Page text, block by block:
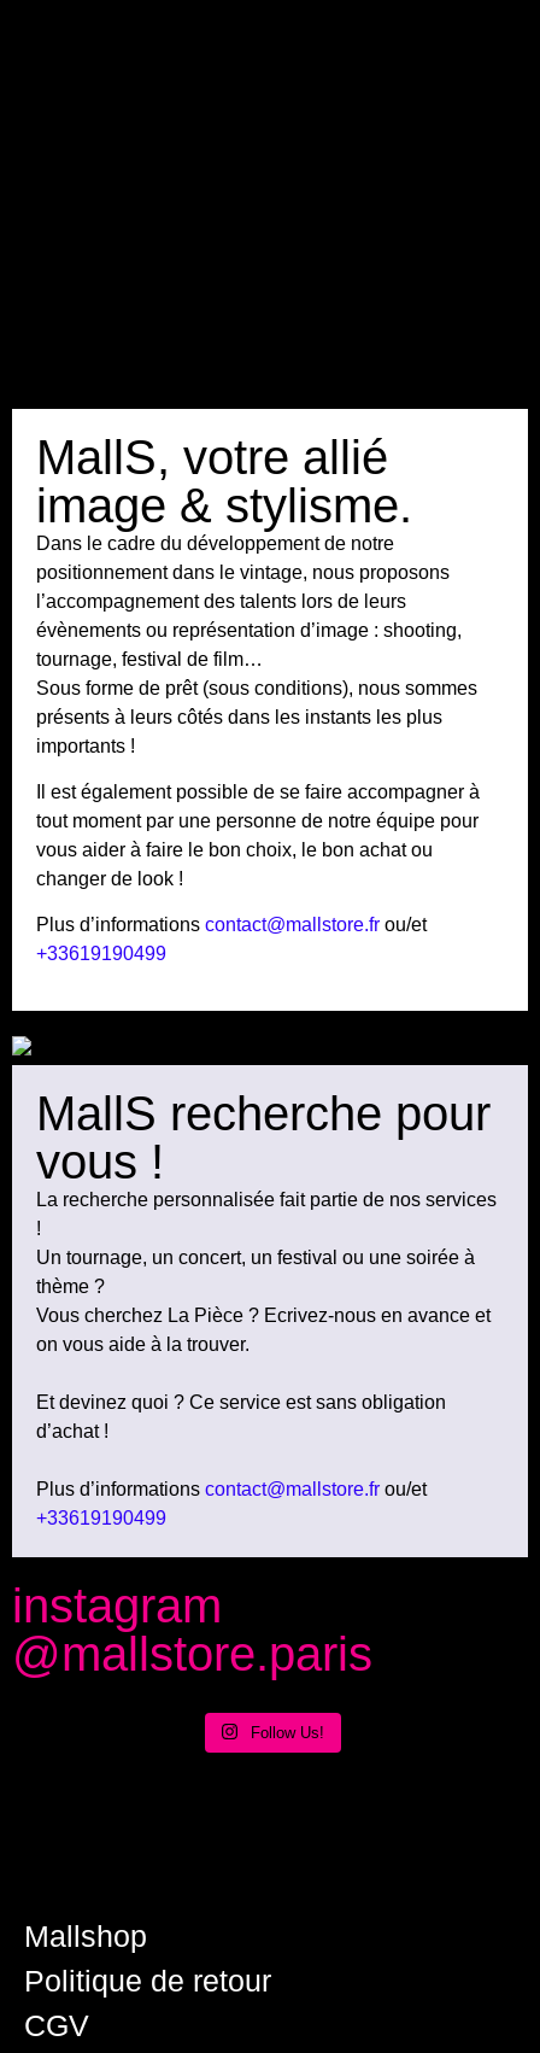
MallS, votre allié
image & stylisme.
Dans le cadre du développement de notre
positionnement dans le vintage, nous proposons
l’accompagnement des talents lors de leurs
évènements ou représentation d’image : shooting,
tournage, festival de film…
Sous forme de prêt (sous conditions), nous sommes
présents à leurs côtés dans les instants les plus
importants !
Il est également possible de se faire accompagner à
tout moment par une personne de notre équipe pour
vous aider à faire le bon choix, le bon achat ou
changer de look !
Plus d’informations contact@mallstore.fr ou/et
+33619190499
MallS recherche pour
vous !
La recherche personnalisée fait partie de nos services
!
Un tournage, un concert, un festival ou une soirée à
thème ?
Vous cherchez La Pièce ? Ecrivez-nous en avance et
on vous aide à la trouver.
Et devinez quoi ? Ce service est sans obligation
d’achat !
Plus d’informations contact@mallstore.fr ou/et
+33619190499
instagram
@mallstore.paris
Follow Us!
Mallshop
Politique de retour
CGV